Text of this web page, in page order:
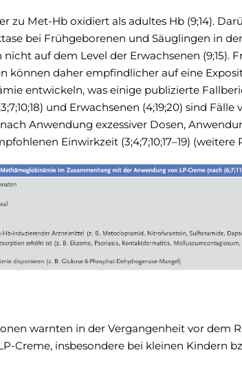
zu Met-Hb oxidiert als adultes Hb (9;14).
bei Frühgeborenen und Säuglingen in
auf dem Level der Erwachsenen (9;15).
können daher empfindlicher auf eine
entwickeln, was einige publizierte
und Erwachsenen (4;19;20) sind
Anwendung exzessiver Dosen,
Einwirkzeit (3;4;7;10;17–19)
warnten in der Vergangenheit vor dem
Creme, insbesondere bei kleinen Kindern